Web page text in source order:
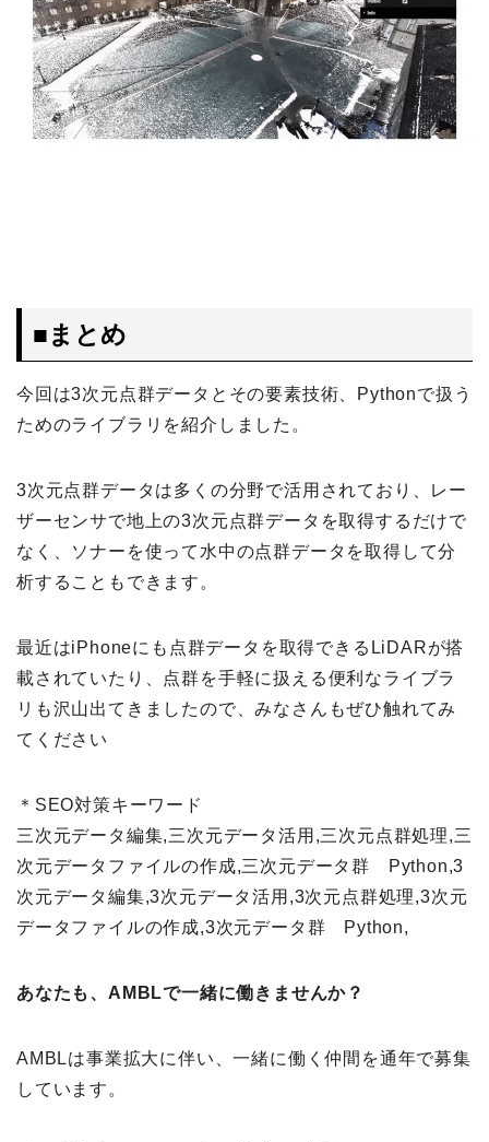
■まとめ
今回は3次元点群データとその要素技術、Pythonで扱う
ためのライブラリを紹介しました。
3次元点群データは多くの分野で活用されており、レー
ザーセンサで地上の3次元点群データを取得するだけで
なく、ソナーを使って水中の点群データを取得して分
析することもできます。
最近はiPhoneにも点群データを取得できるLiDARが搭
載されていたり、点群を手軽に扱える便利なライブラ
リも沢山出てきましたので、みなさんもぜひ触れてみ
てください
＊SEO対策キーワード
三次元データ編集,三次元データ活用,三次元点群処理,三
次元データファイルの作成,三次元データ群 Python,3
次元データ編集,3次元データ活用,3次元点群処理,3次元
データファイルの作成,3次元データ群 Python,
あなたも、AMBLで一緒に働きませんか？
AMBLは事業拡大に伴い、一緒に働く仲間を通年で募集
しています。